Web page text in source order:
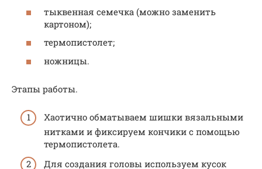
тыквенная семечка (можно заменить
картоном);
термопистолет;
ножницы.
Этапы работы.
Хаотично обматываем шишки вязальными
нитками и фиксируем кончики с помощью
термопистолета.
Для создания головы используем кусок